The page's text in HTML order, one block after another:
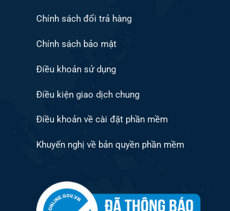
Chính sách đổi trả hàng
Chính sách bảo mật
Điều khoản sử dụng
Điều kiện giao dịch chung
Điều khoản về cài đặt phần mềm
Khuyến nghị về bản quyền phần mềm